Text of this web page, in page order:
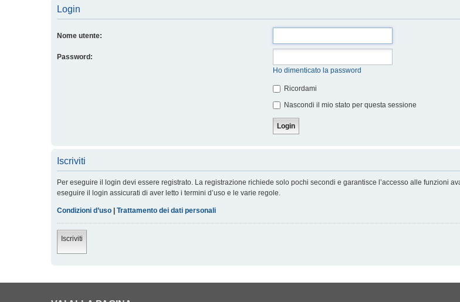
Login
Nome utente:
Password:
Ho dimenticato la password
Ricordami
Nascondi il mio stato per questa sessione
Iscriviti
Per eseguire il login devi essere registrato. La registrazione richiede solo pochi secondi e garantisce l’accesso alle funzioni
eseguire il login assicurati di aver letto i termini d’uso e le varie regole.
Condizioni d’uso Trattamento dei dati personali
Iscriviti